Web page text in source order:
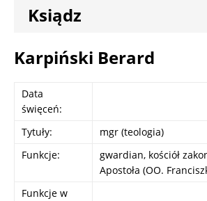
Ksiądz
Karpiński Berard
Data
święceń:
Tytuły:
mgr (teologia)
Funkcje:
gwardian, kościół
Apostoła (OO.
Funkcje w